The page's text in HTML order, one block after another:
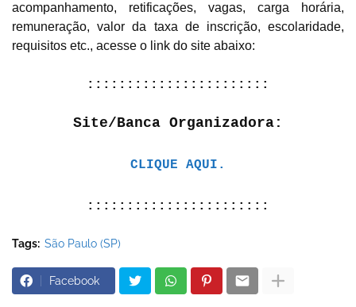
acompanhamento, retificações, vagas, carga horária,
remuneração, valor da taxa de inscrição, escolaridade,
requisitos etc., acesse o link do site abaixo:
:::::::::::::::::::::::
Site/Banca Organizadora:
CLIQUE AQUI.
:::::::::::::::::::::::
Tags: São Paulo (SP)
Facebook